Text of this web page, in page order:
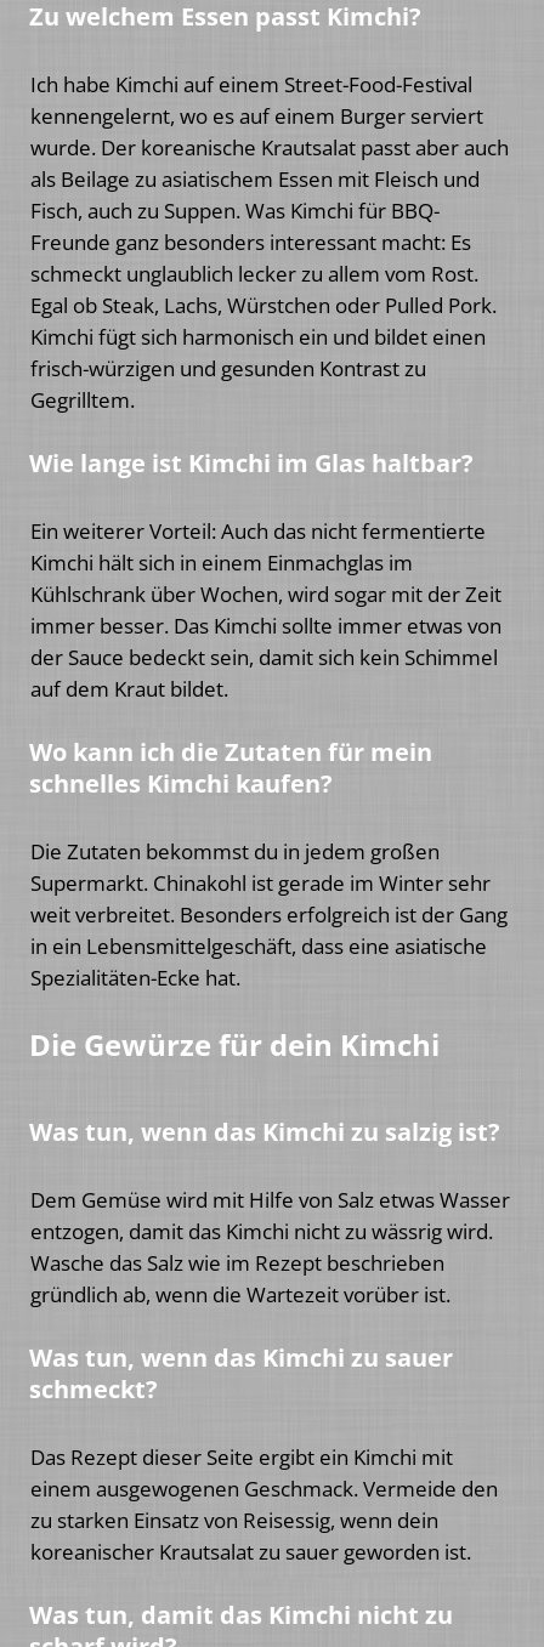
Zu welchem Essen passt Kimchi?
Ich habe Kimchi auf einem Street-Food-Festival
kennengelernt, wo es auf einem Burger serviert
wurde. Der koreanische Krautsalat passt aber auch
als Beilage zu asiatischem Essen mit Fleisch und
Fisch, auch zu Suppen. Was Kimchi für BBQ-
Freunde ganz besonders interessant macht: Es
schmeckt unglaublich lecker zu allem vom Rost.
Egal ob Steak, Lachs, Würstchen oder Pulled Pork.
Kimchi fügt sich harmonisch ein und bildet einen
frisch-würzigen und gesunden Kontrast zu
Gegrilltem.
Wie lange ist Kimchi im Glas haltbar?
Ein weiterer Vorteil: Auch das nicht fermentierte
Kimchi hält sich in einem Einmachglas im
Kühlschrank über Wochen, wird sogar mit der Zeit
immer besser. Das Kimchi sollte immer etwas von
der Sauce bedeckt sein, damit sich kein Schimmel
auf dem Kraut bildet.
Wo kann ich die Zutaten für mein
schnelles Kimchi kaufen?
Die Zutaten bekommst du in jedem großen
Supermarkt. Chinakohl ist gerade im Winter sehr
weit verbreitet. Besonders erfolgreich ist der Gang
in ein Lebensmittelgeschäft, dass eine asiatische
Spezialitäten-Ecke hat.
Die Gewürze für dein Kimchi
Was tun, wenn das Kimchi zu salzig ist?
Dem Gemüse wird mit Hilfe von Salz etwas Wasser
entzogen, damit das Kimchi nicht zu wässrig wird.
Wasche das Salz wie im Rezept beschrieben
gründlich ab, wenn die Wartezeit vorüber ist.
Was tun, wenn das Kimchi zu sauer
schmeckt?
Das Rezept dieser Seite ergibt ein Kimchi mit
einem ausgewogenen Geschmack. Vermeide den
zu starken Einsatz von Reisessig, wenn dein
koreanischer Krautsalat zu sauer geworden ist.
Was tun, damit das Kimchi nicht zu